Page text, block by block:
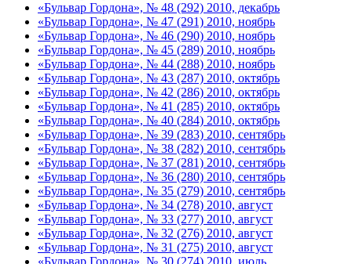
«Бульвар Гордона», № 48 (292) 2010, декабрь
«Бульвар Гордона», № 47 (291) 2010, ноябрь
«Бульвар Гордона», № 46 (290) 2010, ноябрь
«Бульвар Гордона», № 45 (289) 2010, ноябрь
«Бульвар Гордона», № 44 (288) 2010, ноябрь
«Бульвар Гордона», № 43 (287) 2010, октябрь
«Бульвар Гордона», № 42 (286) 2010, октябрь
«Бульвар Гордона», № 41 (285) 2010, октябрь
«Бульвар Гордона», № 40 (284) 2010, октябрь
«Бульвар Гордона», № 39 (283) 2010, сентябрь
«Бульвар Гордона», № 38 (282) 2010, сентябрь
«Бульвар Гордона», № 37 (281) 2010, сентябрь
«Бульвар Гордона», № 36 (280) 2010, сентябрь
«Бульвар Гордона», № 35 (279) 2010, сентябрь
«Бульвар Гордона», № 34 (278) 2010, август
«Бульвар Гордона», № 33 (277) 2010, август
«Бульвар Гордона», № 32 (276) 2010, август
«Бульвар Гордона», № 31 (275) 2010, август
«Бульвар Гордона», № 30 (274) 2010, июль